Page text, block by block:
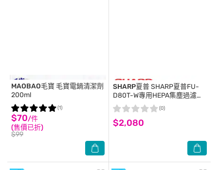
MAOBAO毛寶 毛寶電鍋清潔劑
200ml
$70/件
(售價已折)
$99
(1)
SHARP夏普SHARP夏普FU-
D80T-W專用HEPA集塵過濾網
FZ-D80HFE
$2,080
(0)